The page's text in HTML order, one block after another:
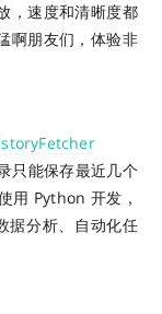
，速度和清晰度都
啊朋友们，体验非
只能保存最近几个
用 Python 开发，
据分析、自动化任